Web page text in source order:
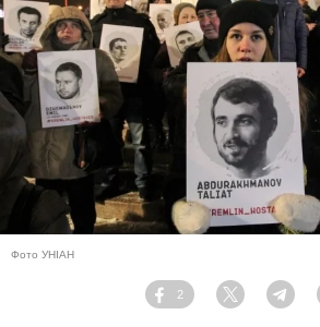
Фото УНІАН
Facebook
2
Twitter